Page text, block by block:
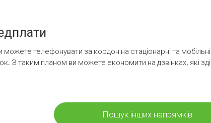
можете телефонувати за кордон на стаціонарні та
З таким планом ви можете економити на дзвінках, які
Пошук інших напрямків